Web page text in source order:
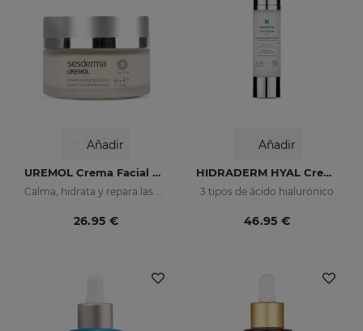
Añadir
UREMOL Crema Facial Ultrahidratante
Calma, hidrata y repara las pieles secas
26.95 €
Añadir
HIDRADERM HYAL Crema Hidratante
3 tipos de ácido hialurónico
46.95 €